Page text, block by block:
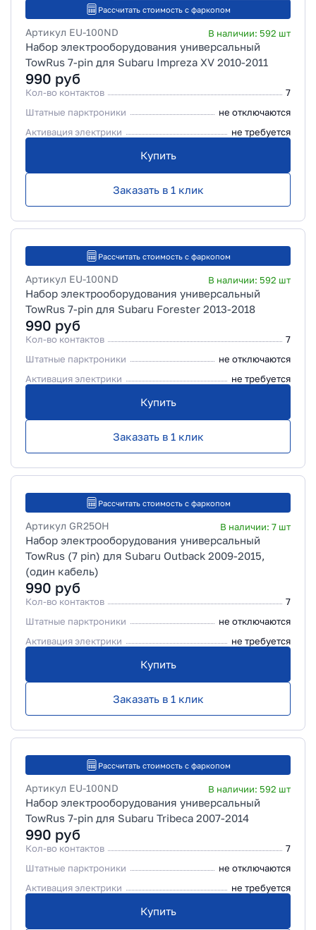
Рассчитать стоимость с фаркопом
Артикул EU-100ND В наличии: 592 шт
Набор электрооборудования универсальный
TowRus 7-pin для Subaru Impreza XV 2010-2011
990 руб
Кол-во контактов
7
Штатные парктроники
не отключаются
Активация электрики
не требуется
Купить
Заказать в 1 клик
Рассчитать стоимость с фаркопом
Артикул EU-100ND В наличии: 592 шт
Набор электрооборудования универсальный
TowRus 7-pin для Subaru Forester 2013-2018
990 руб
Кол-во контактов
7
Штатные парктроники
не отключаются
Активация электрики
не требуется
Купить
Заказать в 1 клик
Рассчитать стоимость с фаркопом
Артикул GR25OH В наличии: 7 шт
Набор электрооборудования универсальный
TowRus (7 pin) для Subaru Outback 2009-2015,
(один кабель)
990 руб
Кол-во контактов
7
Штатные парктроники
не отключаются
Активация электрики
не требуется
Купить
Заказать в 1 клик
Рассчитать стоимость с фаркопом
Артикул EU-100ND В наличии: 592 шт
Набор электрооборудования универсальный
TowRus 7-pin для Subaru Tribeca 2007-2014
990 руб
Кол-во контактов
7
Штатные парктроники
не отключаются
Активация электрики
не требуется
Купить